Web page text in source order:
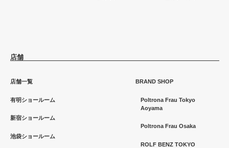
店舗
店舗一覧
有明ショールーム
新宿ショールーム
池袋ショールーム
BRAND SHOP
Poltrona Frau Tokyo
Aoyama
Poltrona Frau Osaka
ROLF BENZ TOKYO